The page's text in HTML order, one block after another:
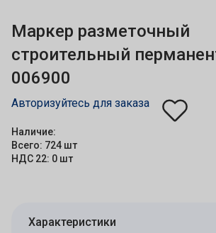
Маркер разметочный
строительный
006900
Авторизуйтесь для заказа
Наличие:
Всего: 724 шт
НДС 22: 0 шт
Характеристики